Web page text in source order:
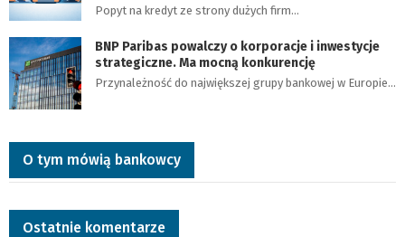
Popyt na kredyt ze strony dużych firm…
BNP Paribas powalczy o korporacje i inwestycje
strategiczne. Ma mocną konkurencję
Przynależność do największej grupy bankowej w Europie…
O tym mówią bankowcy
Ostatnie komentarze